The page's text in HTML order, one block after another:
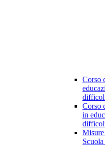
Corso
Corso
in
Misure